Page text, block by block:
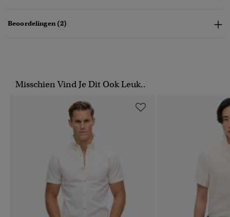
Beoordelingen (2)
Misschien Vind Je Dit Ook Leuk..